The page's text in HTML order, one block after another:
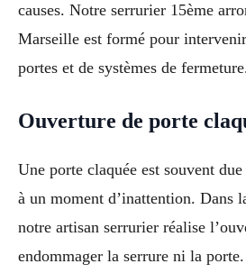
causes. Notre serrurier 15ème
Marseille est formé pour
portes et de systèmes de
Ouverture de porte
Une porte claquée est souvent
à un moment d’inattention. Dans
notre artisan serrurier réalise
endommager la serrure ni la porte.